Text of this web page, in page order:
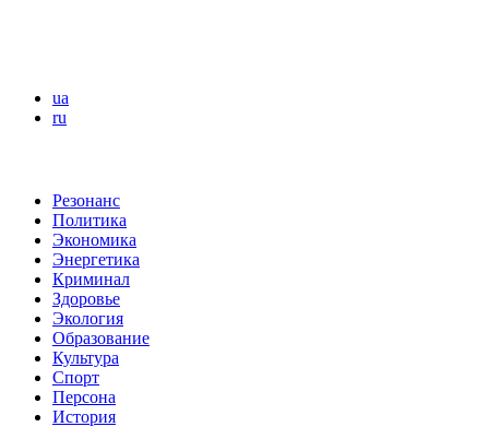
ua
ru
Резонанс
Политика
Экономика
Энергетика
Криминал
Здоровье
Экология
Образование
Культура
Спорт
Персона
История